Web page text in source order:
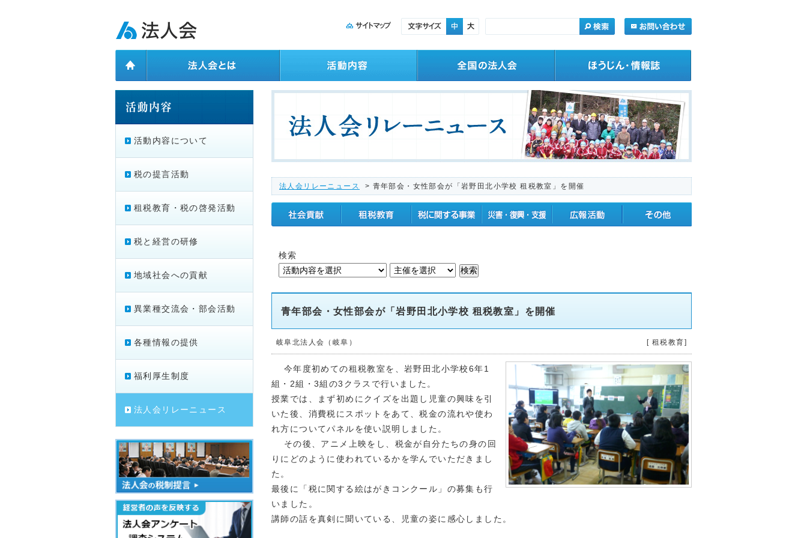
法人会リレーニュース > 青年部会・女性部会が「岩野田北小学校 租税教室」を開催
社会貢献 租税教育 税に関する事業 震災復興支援・応援広報活動 その他
検索
青年部会・女性部会が「岩野田北小学校 租税教室」を開催
岐阜北法人会（岐阜） [ 租税教育]
今年度初めての租税教室を、岩野田北小学校6年1
組・2組・3組の3クラスで行いました。
授業では、まず初めにクイズを出題し児童の興味を引
いた後、消費税にスポットをあて、税金の流れや使わ
れ方についてパネルを使い説明しました。
その後、アニメ上映をし、税金が自分たちの身の回
りにどのように使われているかを学んでいただきまし
た。
最後に「税に関する絵はがきコンクール」の募集も行
いました。
講師の話を真剣に聞いている、児童の姿に感心しました。
活動内容について
税の提言活動
租税教育・税の啓発活動
税と経営の研修
地域社会への貢献
異業種交流会・部会活動
各種情報の提供
福利厚生制度
法人会リレーニュース